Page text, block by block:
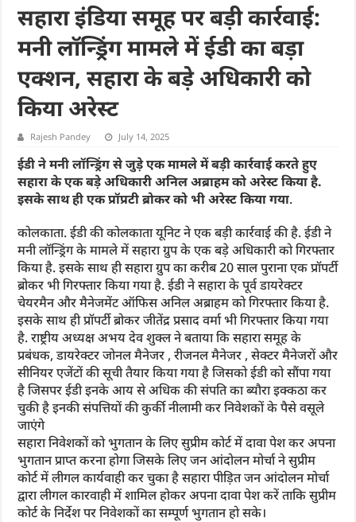
सहारा इंडिया समूह पर बड़ी कार्रवाई:
मनी लॉन्ड्रिंग मामले में ईडी का बड़ा
एक्शन, सहारा के बड़े अधिकारी को
किया अरेस्ट
Rajesh Pandey July 14, 2025
ईडी ने मनी लॉन्ड्रिंग से जुड़े एक मामले में बड़ी कार्रवाई करते हुए
सहारा के एक बड़े अधिकारी अनिल अब्राहम को अरेस्ट किया है.
इसके साथ ही एक प्रॉप्रटी ब्रोकर को भी अरेस्ट किया गया.
कोलकाता. ईडी की कोलकाता यूनिट ने एक बड़ी कार्रवाई की है. ईडी ने
मनी लॉन्ड्रिंग के मामले में सहारा ग्रुप के एक बड़े अधिकारी को गिरफ्तार
किया है. इसके साथ ही सहारा ग्रुप का करीब 20 साल पुराना एक प्रॉपर्टी
ब्रोकर भी गिरफ्तार किया गया है. ईडी ने सहारा के पूर्व डायरेक्टर
चेयरमैन और मैनेजमेंट ऑफिस अनिल अब्राहम को गिरफ्तार किया है.
इसके साथ ही प्रॉपर्टी ब्रोकर जीतेंद्र प्रसाद वर्मा भी गिरफ्तार किया गया
है. राष्ट्रीय अध्यक्ष अभय देव शुक्ल ने बताया कि सहारा समूह के
प्रबंधक, डायरेक्टर जोनल मैनेजर , रीजनल मैनेजर , सेक्टर मैनेजरों और
सीनियर एजेंटों की सूची तैयार किया गया है जिसको ईडी को सौंपा गया
है जिसपर ईडी इनके आय से अधिक की संपति का ब्यौरा इक्कठा कर
चुकी है इनकी संपत्तियों की कुर्की नीलामी कर निवेशकों के पैसे वसूले
जाएंगे
सहारा निवेशकों को भुगतान के लिए सुप्रीम कोर्ट में दावा पेश कर अपना
भुगतान प्राप्त करना होगा जिसके लिए जन आंदोलन मोर्चा ने सुप्रीम
कोर्ट में लीगल कार्यवाही कर चुका है सहारा पीड़ित जन आंदोलन मोर्चा
द्वारा लीगल कारवाही में शामिल होकर अपना दावा पेश करें ताकि सुप्रीम
कोर्ट के निर्देश पर निवेशकों का सम्पूर्ण भुगतान हो सके।